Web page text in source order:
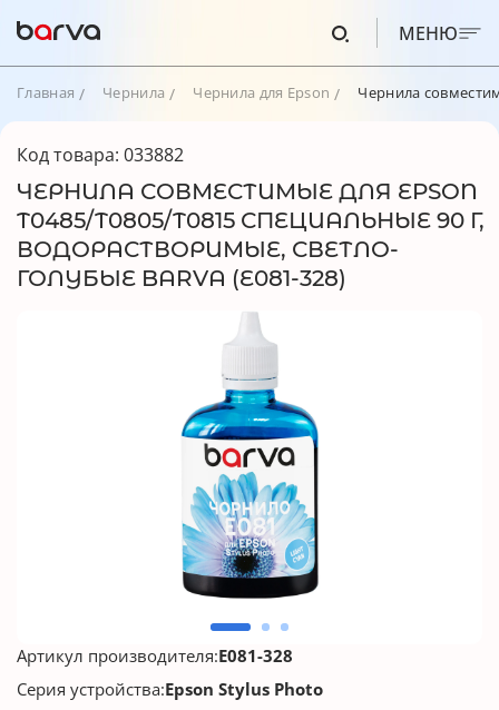
МЕНЮ
Главная Чернила Чернила для Epson Чернила
Код товара: 033882
ЧЕРНИЛА СОВМЕСТИМЫЕ ДЛЯ EPSON
T0485/T0805/T0815 СПЕЦИАЛЬНЫЕ 90 Г,
ВОДОРАСТВОРИМЫЕ, СВЕТЛО-
ГОЛУБЫЕ BARVA (E081-328)
Артикул производителя:E081-328
Серия устройства:Epson Stylus Photo